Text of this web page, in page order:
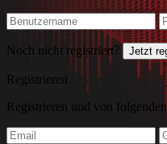
Noch nicht registriert? Jetzt
Registrieren
Registrieren und von